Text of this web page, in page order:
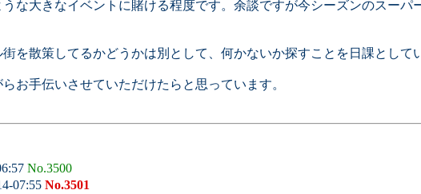
な大きなイベントに賭ける程度です。余談ですが今シーズンのスーパ
を散策してるかどうかは別として、何かないか探すことを日課として
お手伝いさせていただけたらと思っています。
No.3500
07:55 No.3501